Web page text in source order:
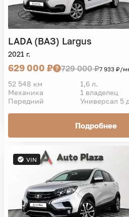
LADA (ВАЗ) Largus
2021 г.
629 000 ₽ 729 000 ₽7 933 ₽/
52 548 км 1,6 л.
Механика
1 владелец
Передний
Универсал 5
Подробнее
VIN